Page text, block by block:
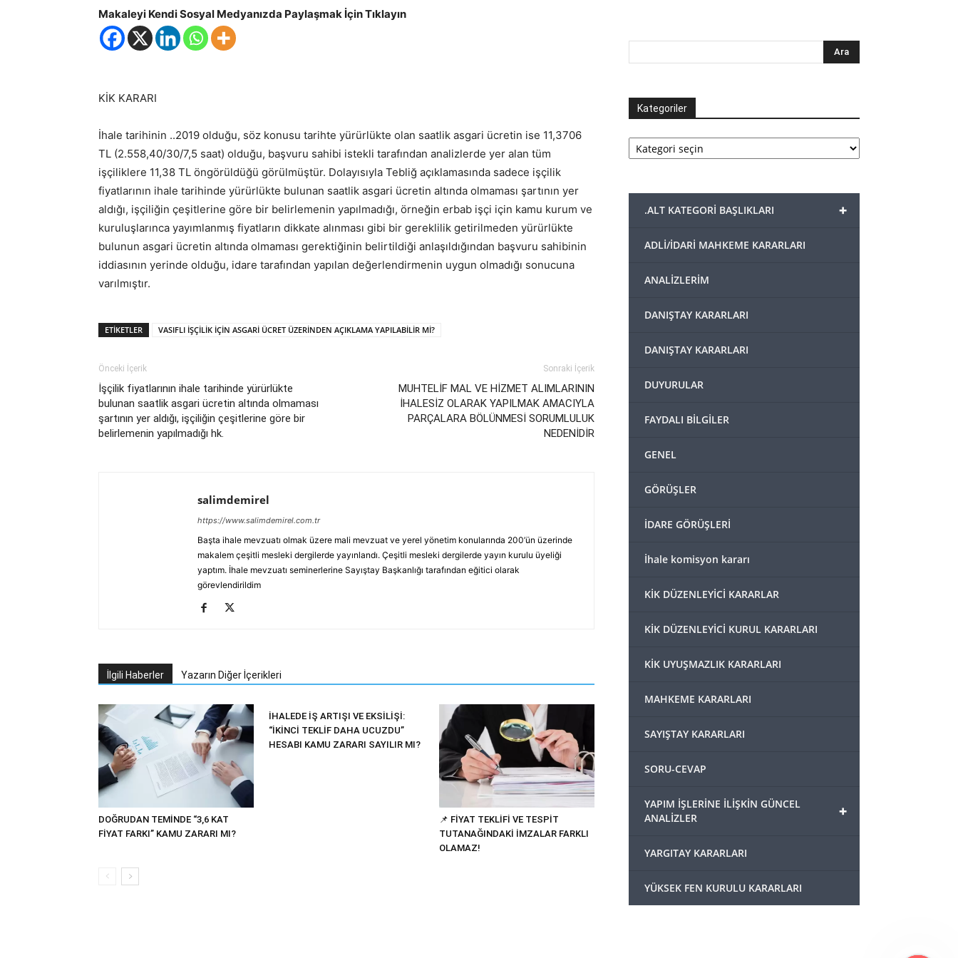
Demirel
Makaleyi Kendi Sosyal Medyanızda Paylaşmak İçin Tıklayın
KİK KARARI
İhale tarihinin ..2019 olduğu, söz konusu tarihte yürürlükte olan saatlik asgari ücretin ise 11,3706
TL (2.558,40/30/7,5 saat) olduğu, başvuru sahibi istekli tarafından analizlerde yer alan tüm
işçiliklere 11,38 TL öngörüldüğü görülmüştür. Dolayısıyla Tebliğ açıklamasında sadece işçilik
fiyatlarının ihale tarihinde yürürlükte bulunan saatlik asgari ücretin altında olmaması şartının yer
aldığı, işçiliğin çeşitlerine göre bir belirlemenin yapılmadığı, örneğin erbab işçi için kamu kurum ve
kuruluşlarınca yayımlanmış fiyatların dikkate alınması gibi bir gereklilik getirilmeden yürürlükte
bulunun asgari ücretin altında olmaması gerektiğinin belirtildiği anlaşıldığından başvuru sahibinin
iddiasının yerinde olduğu, idare tarafından yapılan değerlendirmenin uygun olmadığı sonucuna
varılmıştır.
ETIKETLER VASIFLI İŞÇİLİK İÇİN ASGARİ ÜCRET ÜZERİNDEN AÇIKLAMA YAPILABİLİR Mİ?
Önceki İçerik
İşçilik fiyatlarının ihale tarihinde yürürlükte
bulunan saatlik asgari ücretin altında olmaması
şartının yer aldığı, işçiliğin çeşitlerine göre bir
belirlemenin yapılmadığı hk.
Sonraki İçerik
MUHTELİF MAL VE HİZMET ALIMLARININ
İHALESİZ OLARAK YAPILMAK AMACIYLA
PARÇALARA BÖLÜNMESİ SORUMLULUK
NEDENİDİR
salimdemirel
https://www.salimdemirel.com.tr
Başta ihale mevzuatı olmak üzere mali mevzuat ve yerel yönetim konularında 200’ün üzerinde
makalem çeşitli mesleki dergilerde yayınlandı. Çeşitli mesleki dergilerde yayın kurulu üyeliği
yaptım. İhale mevzuatı seminerlerine Sayıştay Başkanlığı tarafından eğitici olarak
görevlendirildim
İlgili Haberler Yazarın Diğer İçerikleri
DOĞRUDAN TEMİNDE “3,6 KAT
FİYAT FARKI” KAMU ZARARI MI?
İHALEDE İŞ ARTIŞI VE EKSİLİŞİ:
“İKİNCİ TEKLİF DAHA UCUZDU”
HESABI KAMU ZARARI SAYILIR MI?
📌 FİYAT TEKLİFİ VE TESPİT
TUTANAĞINDAKİ İMZALAR FARKLI
OLAMAZ!
Kategoriler
Kategoriler
+
.ALT KATEGORİ BAŞLIKLARI
ADLİ/İDARİ MAHKEME KARARLARI
ANALİZLERİM
DANIŞTAY KARARLARI
DANIŞTAY KARARLARI
DUYURULAR
FAYDALI BİLGİLER
GENEL
GÖRÜŞLER
İDARE GÖRÜŞLERİ
İhale komisyon kararı
KİK DÜZENLEYİCİ KARARLAR
KİK DÜZENLEYİCİ KURUL KARARLARI
KİK UYUŞMAZLIK KARARLARI
MAHKEME KARARLARI
SAYIŞTAY KARARLARI
SORU-CEVAP
+
YAPIM İŞLERİNE İLİŞKİN GÜNCEL
ANALİZLER
YARGITAY KARARLARI
YÜKSEK FEN KURULU KARARLARI